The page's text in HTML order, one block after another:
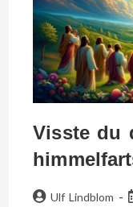
Visste du
Ulf Lindblom